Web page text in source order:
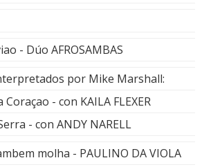
- Dúo AFROSAMBAS
por Mike Marshall:
Coraçao - con KAILA FLEXER
- con ANDY NARELL
molha - PAULINO DA VIOLA